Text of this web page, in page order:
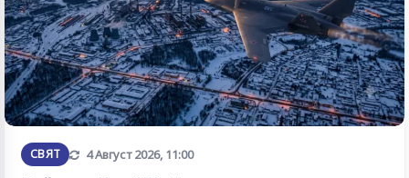
СВЯТ Обновена
4 Август 2026, 11:00